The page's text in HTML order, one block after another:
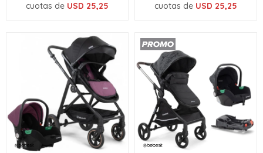
cuotas de USD 25,25
cuotas de USD 25,25